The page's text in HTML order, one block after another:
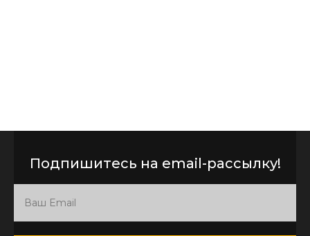
Подпишитесь на email-рассылку!